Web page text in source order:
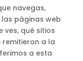
navegas,
páginas web
ves, qué sitios
a la
a esta